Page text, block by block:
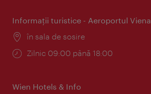
Informaţii turistice - Aeroportul Viena
Locul:
în sala de sosire
Program:
Zilnic 09:00 până 18:00
Wien Hotels & Info